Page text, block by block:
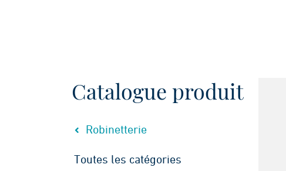
Catalogue produit
Robinetterie
Toutes les catégories